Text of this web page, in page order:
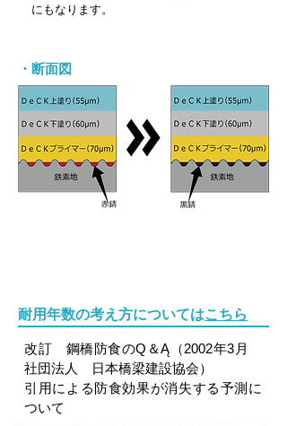
にもなります。
・断面図
耐用年数の考え方についてはこちら
改訂 鋼橋防食のQ＆Ą（2002年3月
社団法人 日本橋梁建設協会）
引用による防食効果が消失する予測に
ついて